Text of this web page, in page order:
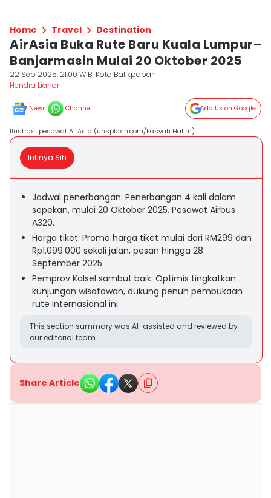
Home Travel Destination
AirAsia Buka Rute Baru Kuala Lumpur–
Banjarmasin Mulai 20 Oktober 2025
22 Sep 2025, 21:00 WIB Kota Balikpapan
Hendra Lianor
News Channel Add Us on Google
Ilustrasi pesawat AirAsia (unsplash.com/Fasyah Halim)
Intinya Sih
Jadwal penerbangan: Penerbangan 4 kali dalam
sepekan, mulai 20 Oktober 2025. Pesawat Airbus
A320.
Harga tiket: Promo harga tiket mulai dari RM299 dan
Rp1.099.000 sekali jalan, pesan hingga 28
September 2025.
Pemprov Kalsel sambut baik: Optimis tingkatkan
kunjungan wisatawan, dukung penuh pembukaan
rute internasional ini.
This section summary was AI-assisted and reviewed by
our editorial team.
Share Article